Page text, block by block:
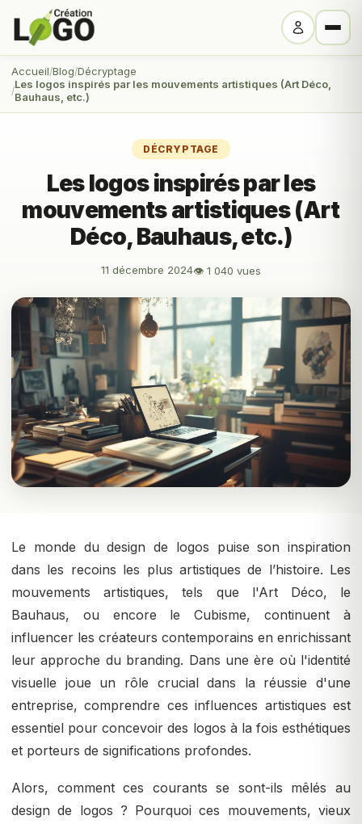
Accueil Blog Décryptage
Les logos inspirés par les mouvements artistiques (Art Déco,
Bauhaus, etc.)
DÉCRYPTAGE
Les logos inspirés par les
mouvements artistiques (Art
Déco, Bauhaus, etc.)
11 décembre 2024👁 1 040 vues
Le monde du design de logos puise son inspiration
dans les recoins les plus artistiques de l’histoire. Les
mouvements artistiques, tels que l'Art Déco, le
Bauhaus, ou encore le Cubisme, continuent à
influencer les créateurs contemporains en enrichissant
leur approche du branding. Dans une ère où l'identité
visuelle joue un rôle crucial dans la réussie d'une
entreprise, comprendre ces influences artistiques est
essentiel pour concevoir des logos à la fois esthétiques
et porteurs de significations profondes.
Alors, comment ces courants se sont-ils mêlés au
design de logos ? Pourquoi ces mouvements, vieux